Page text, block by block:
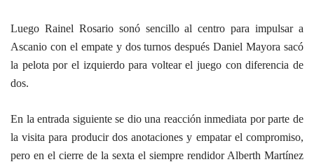
Luego Rainel Rosario sonó sencillo al centro para impulsar a
Ascanio con el empate y dosturnos después Daniel Mayora sacó
la pelota por el izquierdo para voltear el juego con diferencia de
dos.
En la entrada siguiente se dio una reacción inmediata por parte de
la visita para producir dosanotaciones y empatar el compromiso,
pero en el cierre de la sexta el siempre rendidor Alberth Martínez